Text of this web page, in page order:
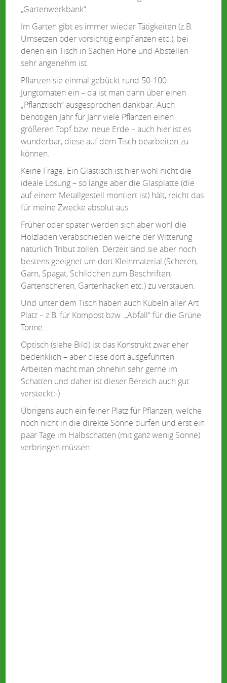
„Gartenwerkbank“.
Im Garten gibt es immer wieder Tätigkeiten (z.B.
Umsetzen oder vorsichtig einpflanzen etc.), bei
denen ein Tisch in Sachen Höhe und Abstellen
sehr angenehm ist.
Pflanzen sie einmal gebückt rund 50-100
Jungtomaten ein – da ist man dann über einen
„Pflanztisch“ ausgesprochen dankbar. Auch
benötigen Jahr für Jahr viele Pflanzen einen
größeren Topf bzw. neue Erde – auch hier ist es
wunderbar, diese auf dem Tisch bearbeiten zu
können.
Keine Frage: Ein Glastisch ist hier wohl nicht die
ideale Lösung – so lange aber die Glasplatte (die
auf einem Metallgestell montiert ist) hält, reicht das
für meine Zwecke absolut aus.
Früher oder später werden sich aber wohl die
Holzladen verabschieden welche der Witterung
natürlich Tribut zollen. Derzeit sind sie aber noch
bestens geeignet um dort Kleinmaterial (Scheren,
Garn, Spagat, Schildchen zum Beschriften,
Gartenscheren, Gartenhacken etc.) zu verstauen.
Und unter dem Tisch haben auch Kübeln aller Art
Platz – z.B. für Kompost bzw. „Abfall“ für die Grüne
Tonne.
Optisch (siehe Bild) ist das Konstrukt zwar eher
bedenklich – aber diese dort ausgeführten
Arbeiten macht man ohnehin sehr gerne im
Schatten und daher ist dieser Bereich auch gut
versteckt;-)
Übrigens auch ein feiner Platz für Pflanzen, welche
noch nicht in die direkte Sonne dürfen und erst ein
paar Tage im Halbschatten (mit ganz wenig Sonne)
verbringen müssen.